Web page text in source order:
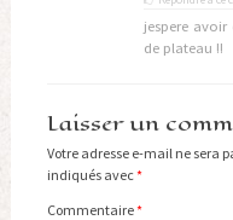
jespere avoir
de plateau !!
Laisser un
Votre adresse e-mail ne sera
indiqués avec*
Commentaire*